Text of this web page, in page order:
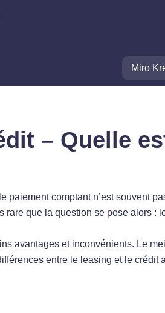
Miro
– Quelle
paiement comptant n’est souvent
rare que la question se pose alors :
avantages et inconvénients. Le
entre le leasing et le